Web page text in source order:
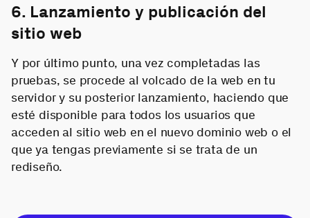
6. Lanzamiento y publicación del
sitio web
Y por último punto, una vez completadas las
pruebas, se procede al volcado de la web en tu
servidor y su posterior lanzamiento, haciendo que
esté disponible para todos los usuarios que
acceden al sitio web en el nuevo dominio web o el
que ya tengas previamente si se trata de un
rediseño.